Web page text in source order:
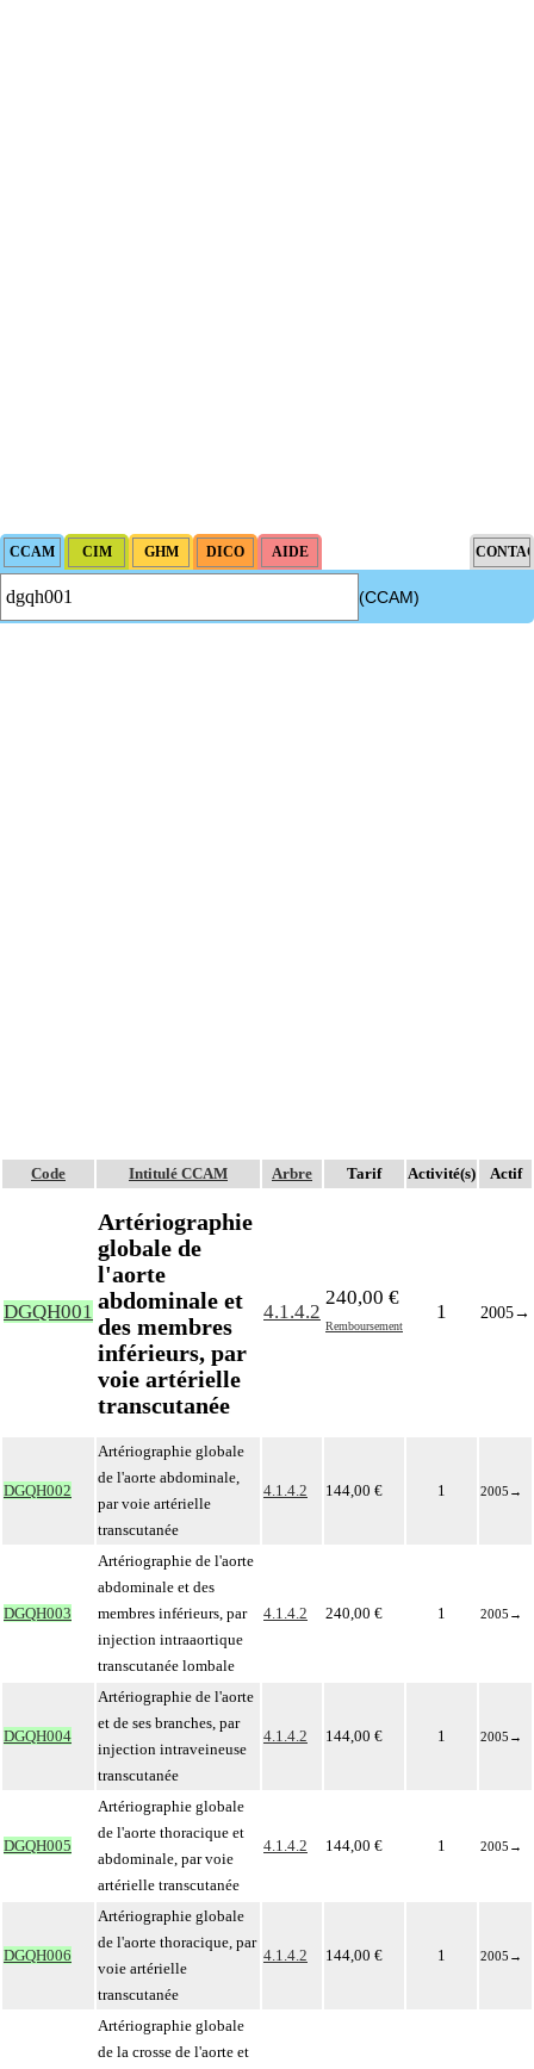
(CCAM)
Code Intitulé CCAM Arbre Tarif Activité(s) Actif
DGQH001
Artériographie
globale de
l'aorte
abdominale et
des membres
inférieurs, par
voie artérielle
transcutanée
4.1.4.2
240,00 €
Remboursement
1 2005→
DGQH002
Artériographie globale
de l'aorte abdominale,
par voie artérielle
transcutanée
4.1.4.2 144,00 € 1 2005 →
DGQH003
Artériographie de l'aorte
abdominale et des
membres inférieurs, par
injection intraaortique
transcutanée lombale
4.1.4.2 240,00 € 1 2005 →
DGQH004
Artériographie de l'aorte
et de ses branches, par
injection intraveineuse
transcutanée
4.1.4.2 144,00 € 1 2005 →
DGQH005
Artériographie globale
de l'aorte thoracique et
abdominale, par voie
artérielle transcutanée
4.1.4.2 144,00 € 1 2005 →
DGQH006
Artériographie globale
de l'aorte thoracique, par
voie artérielle
transcutanée
4.1.4.2 144,00 € 1 2005 →
Artériographie globale
de la crosse de l'aorte et